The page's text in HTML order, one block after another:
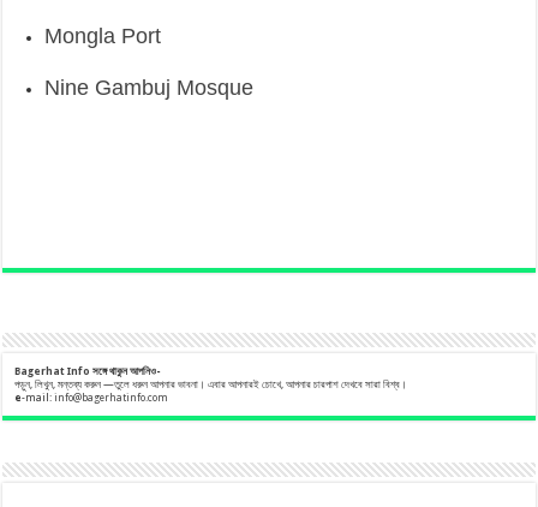
Mongla Port
Nine Gambuj Mosque
Bagerhat Info সঙ্গেথাকুনআপনিও-
পড়ুন, লিখুন, মন্তব্য করুন —তুলে ধরুন আপনার ভাবনা। এবার আপনারই চোখে, আপনার চারপাশ দেখবে সারা বিশ্ব।
e-mail:info@bagerhatinfo.com